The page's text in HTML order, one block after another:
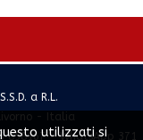
a R.L.
- Italia
858167 - WhatsApp 371
utilizzati si